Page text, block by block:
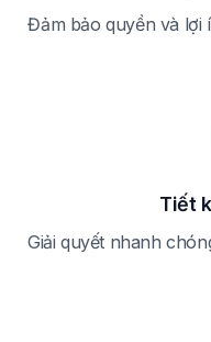
Đảm bảo quyền và lợi
Tiết
Giải quyết nhanh